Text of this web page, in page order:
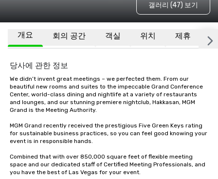
갤러리 (47) 보기
개요 회의 공간 객실 위치 제휴
당사에 관한 정보
We didn’t invent great meetings – we perfected them. From our
beautiful new rooms and suites to the impeccable Grand Conference
Center, world-class dining and nightlife at a variety of restaurants
and lounges, and our stunning premiere nightclub, Hakkasan, MGM
Grand is the Meeting Authority.
MGM Grand recently received the prestigious Five Green Keys rating
for sustainable business practices, so you can feel good knowing your
event is in responsible hands.
Combined that with over 850,000 square feet of flexible meeting
space and our dedicated staff of Certified Meeting Professionals, and
you have the best of Las Vegas for your event.